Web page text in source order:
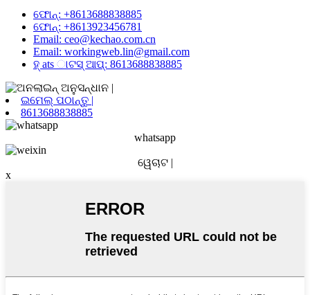
ଫୋନ୍: +8613688838885
ଫୋନ୍: +8613923456781
Email: ceo@kechao.com.cn
Email: workingweb.lin@gmail.com
ହ୍ ats ାଟସ୍ ଆପ୍: 8613688838885
ଇମେଲ୍ ପଠାନ୍ତୁ |
8613688838885
whatsapp
ୱେଚାଟ |
x